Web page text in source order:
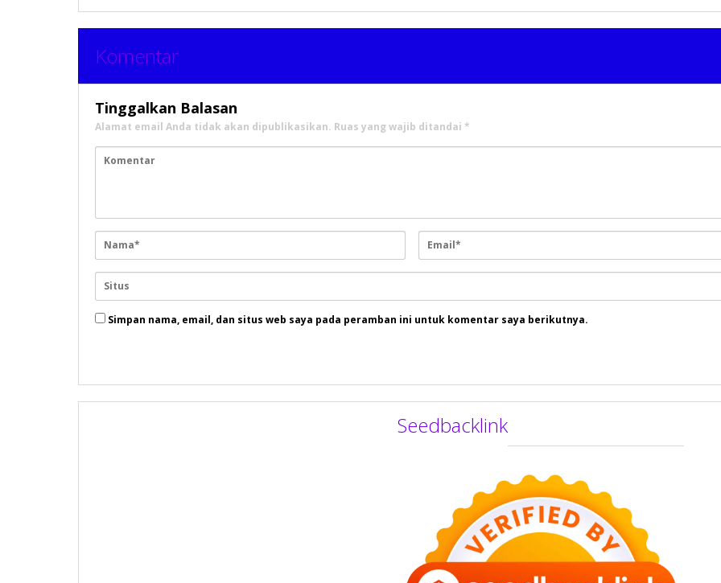
Komentar
Tinggalkan Balasan
Alamat email Anda tidak akan dipublikasikan. Ruas yang wajib ditandai *
Simpan nama, email, dan situs web saya pada peramban ini untuk komentar saya berikutnya.
Seedbacklink